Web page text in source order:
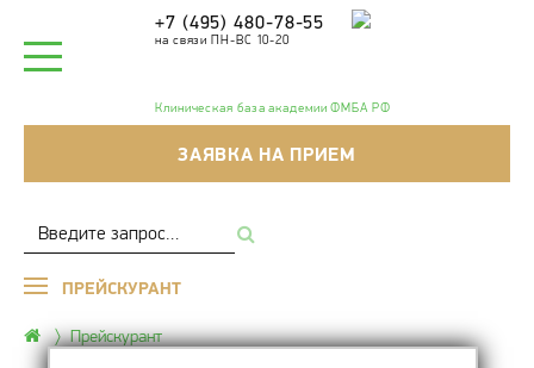
+7 (495) 480-78-55
на связи ПН-ВС 10-20
Клиническая база академии ФМБА РФ
ЗАЯВКА НА ПРИЕМ
ПРЕЙСКУРАНТ
Прейскурант